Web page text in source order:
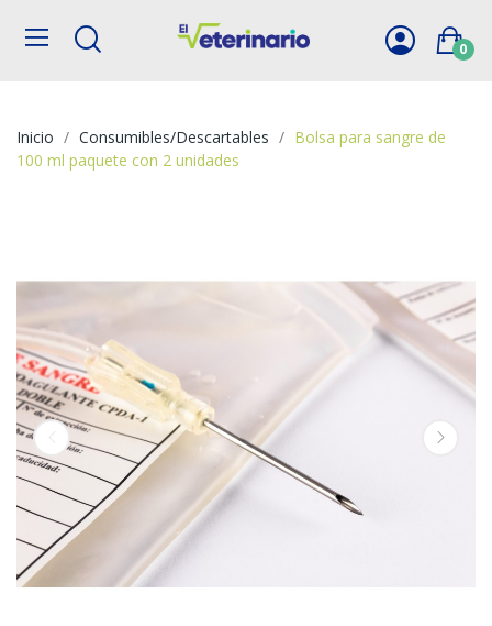
0
Inicio Consumibles/Descartables
Bolsa para sangre de
100 ml paquete con 2 unidades